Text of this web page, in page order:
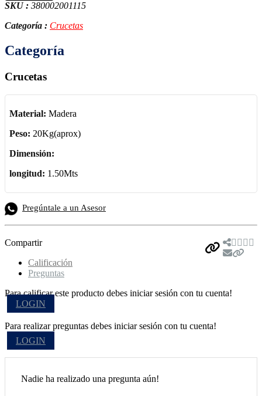
SKU : 380002001115
Categoría : Crucetas
Categoría
Crucetas
Material: Madera
Peso: 20Kg(aprox)
Dimensión:
longitud: 1.50Mts
Pregúntale a un Asesor
Compartir
Calificación
Preguntas
Para calificar este producto debes iniciar sesión con tu cuenta!
LOGIN
Para realizar preguntas debes iniciar sesión con tu cuenta!
LOGIN
Nadie ha realizado una pregunta aún!